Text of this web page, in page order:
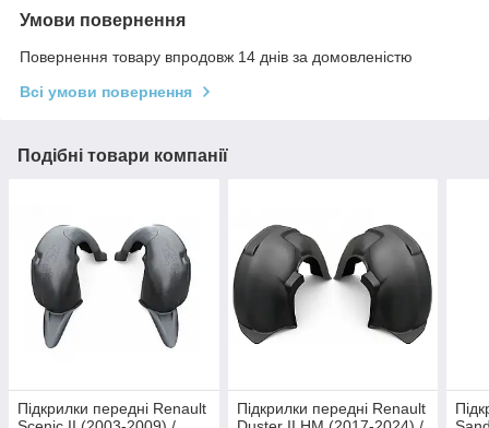
Умови повернення
Повернення товару впродовж 14 днів за домовленістю
Всі умови повернення
Подібні товари компанії
Підкрилки передні Renault
Підкрилки передні Renault